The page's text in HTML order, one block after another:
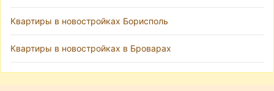
Квартиры в новостройках Борисполь
Квартиры в новостройках в Броварах